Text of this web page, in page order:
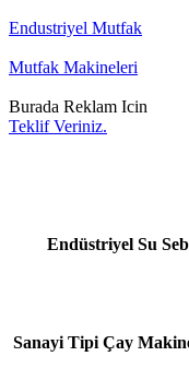
Endustriyel Mutfak
Mutfak Makineleri
Burada Reklam Icin
Teklif Veriniz.
Endüstriyel Su
Sanayi Tipi Çay